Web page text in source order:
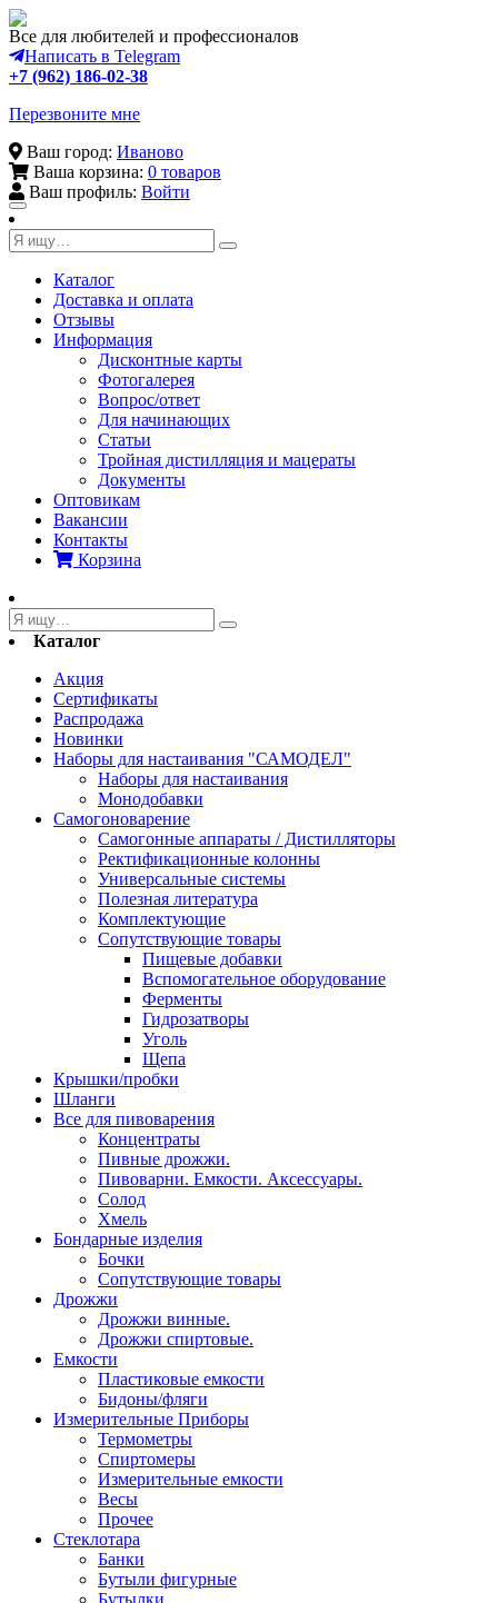
Все для любителей и профессионалов
Написать в Telegram
+7 (962) 186-02-38
Перезвоните мне
Ваш город: Иваново
Ваша корзина: 0 товаров
Ваш профиль: Войти
Toggle
navigation
Каталог
Доставка и оплата
Отзывы
Информация
Дисконтные карты
Фотогалерея
Вопрос/ответ
Для начинающих
Статьи
Тройная дистилляция и мацераты
Документы
Оптовикам
Вакансии
Контакты
Корзина
Каталог
Акция
Сертификаты
Распродажа
Новинки
Наборы для настаивания "САМОДЕЛ"
Наборы для настаивания
Монодобавки
Самогоноварение
Самогонные аппараты / Дистилляторы
Ректификационные колонны
Универсальные системы
Полезная литература
Комплектующие
Сопутствующие товары
Пищевые добавки
Вспомогательное оборудование
Ферменты
Гидрозатворы
Уголь
Щепа
Крышки/пробки
Шланги
Все для пивоварения
Концентраты
Пивные дрожжи.
Пивоварни. Емкости. Аксессуары.
Солод
Хмель
Бондарные изделия
Бочки
Сопутствующие товары
Дрожжи
Дрожжи винные.
Дрожжи спиртовые.
Емкости
Пластиковые емкости
Бидоны/фляги
Измерительные Приборы
Термометры
Спиртомеры
Измерительные емкости
Весы
Прочее
Стеклотара
Банки
Бутыли фигурные
Бутылки